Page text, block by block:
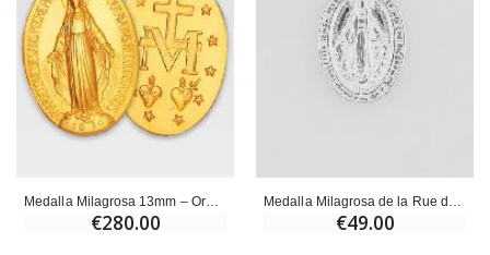
Medalla Milagrosa 13mm – Oro Amarillo 9k
€280.00 €49.00